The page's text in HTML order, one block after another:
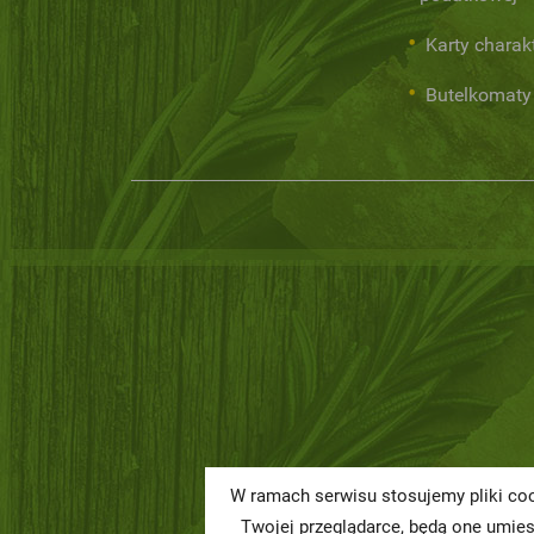
Karty
Butelkomaty
W ramach serwisu stosujemy pliki
Twojej przeglądarce, będą one